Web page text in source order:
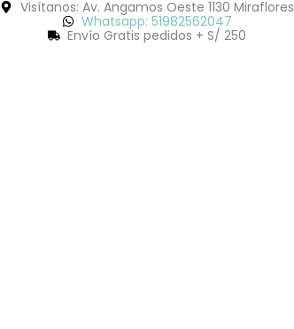
Ir
contenido
Visítanos: Av. Angamos Oeste 1130 Miraflores
Whatsapp: 51982562047
Envío Gratis pedidos + S/ 250
Search
Search